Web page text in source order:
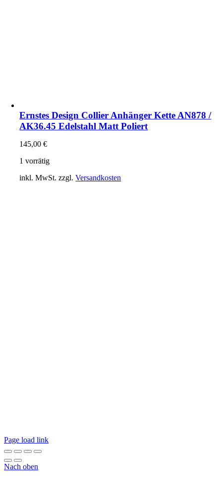
Ernstes Design Collier Anhänger Kette AN878 /
AK36.45 Edelstahl Matt Poliert
145,00€
1 vorrätig
inkl. MwSt. zzgl.Versandkosten
Page load link
Nach oben